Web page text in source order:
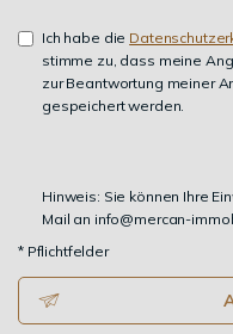
Ich habe die
stimme zu, dass meine
zur Beantwortung meiner
gespeichert werden.
Hinweis: Sie können Ihre
Mail an info@mercan-
* Pflichtfelder